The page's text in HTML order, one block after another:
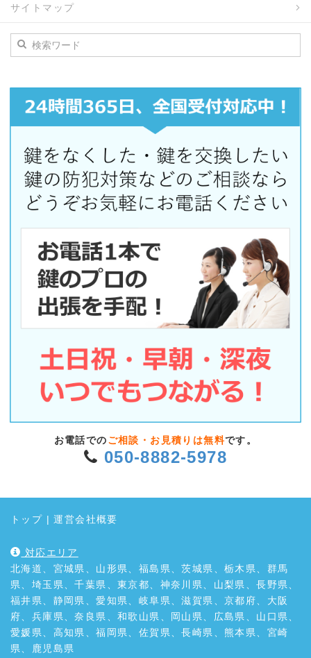
サイトマップ
お電話での ご相談・お見積りは無料です。
050-8882-5978
トップ |運営会社概要
対応エリア
北海道、宮城県、山形県、福島県、茨城県、栃木県、群馬
県、埼玉県、千葉県、東京都、神奈川県、山梨県、長野県、
福井県、静岡県、愛知県、岐阜県、滋賀県、京都府、大阪
府、兵庫県、奈良県、和歌山県、岡山県、広島県、山口県、
愛媛県、高知県、福岡県、佐賀県、長崎県、熊本県、宮崎
県、鹿児島県